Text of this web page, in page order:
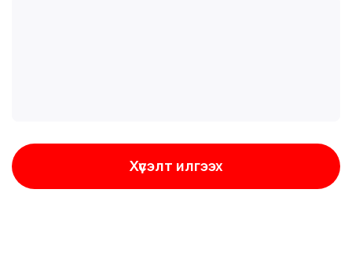
Хүсэлт илгээх